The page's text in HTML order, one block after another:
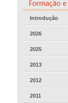
Introdução
2026
2025
2013
2012
2011